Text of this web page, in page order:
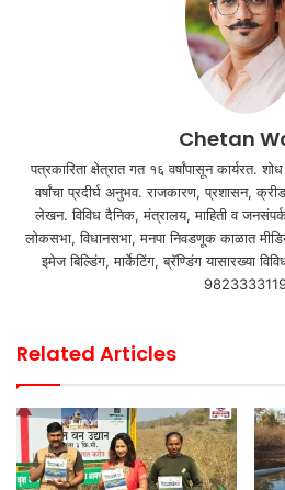
Chetan
पत्रकारिता क्षेत्रात गत १६ वर्षांपासून कार्यरत.
वर्षांचा प्रदीर्घ अनुभव. राजकारण, प्रशासन,
लेखन. विविध दैनिक, मंत्रालय, माहिती व
लोकसभा, विधानसभा, मनपा निवडणूक काळात
इमेज बिल्डिंग, मार्केटिंग, ब्रॅण्डिंग यासारख्या
Related Articles